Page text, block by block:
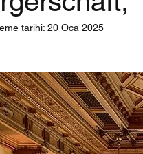
tarihi:20 Oca 2025